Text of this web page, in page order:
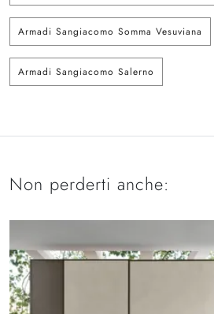
Armadi Sangiacomo Somma Vesuviana
Armadi Sangiacomo Salerno
Non perderti anche: